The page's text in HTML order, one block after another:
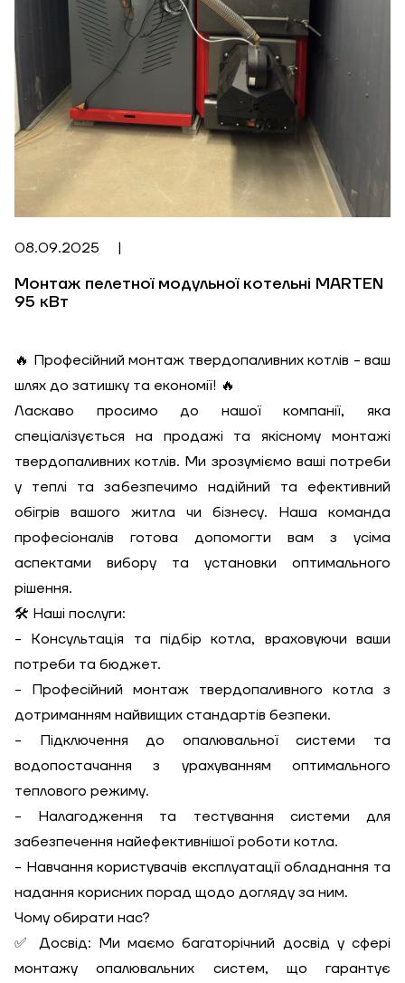
08.09.2025 |
Монтаж пелетної модульної котельні MARTEN
95 кВт
🔥 Професійний монтаж твердопаливних котлів - ваш
шлях до затишку та економії! 🔥
Ласкаво просимо до нашої компанії, яка
спеціалізується на продажі та якісному монтажі
твердопаливних котлів. Ми зрозуміємо ваші потреби
у теплі та забезпечимо надійний та ефективний
обігрів вашого житла чи бізнесу. Наша команда
професіоналів готова допомогти вам з усіма
аспектами вибору та установки оптимального
рішення.
🛠️ Наші послуги:
- Консультація та підбір котла, враховуючи ваши
потреби та бюджет.
- Професійний монтаж твердопаливного котла з
дотриманням найвищих стандартів безпеки.
- Підключення до опалювальної системи та
водопостачання з урахуванням оптимального
теплового режиму.
- Налагодження та тестування системи для
забезпечення найефективнішої роботи котла.
- Навчання користувачів експлуатації обладнання та
надання корисних порад щодо догляду за ним.
Чому обирати нас?
✅ Досвід: Ми маємо багаторічний досвід у сфері
монтажу опалювальних систем, що гарантує